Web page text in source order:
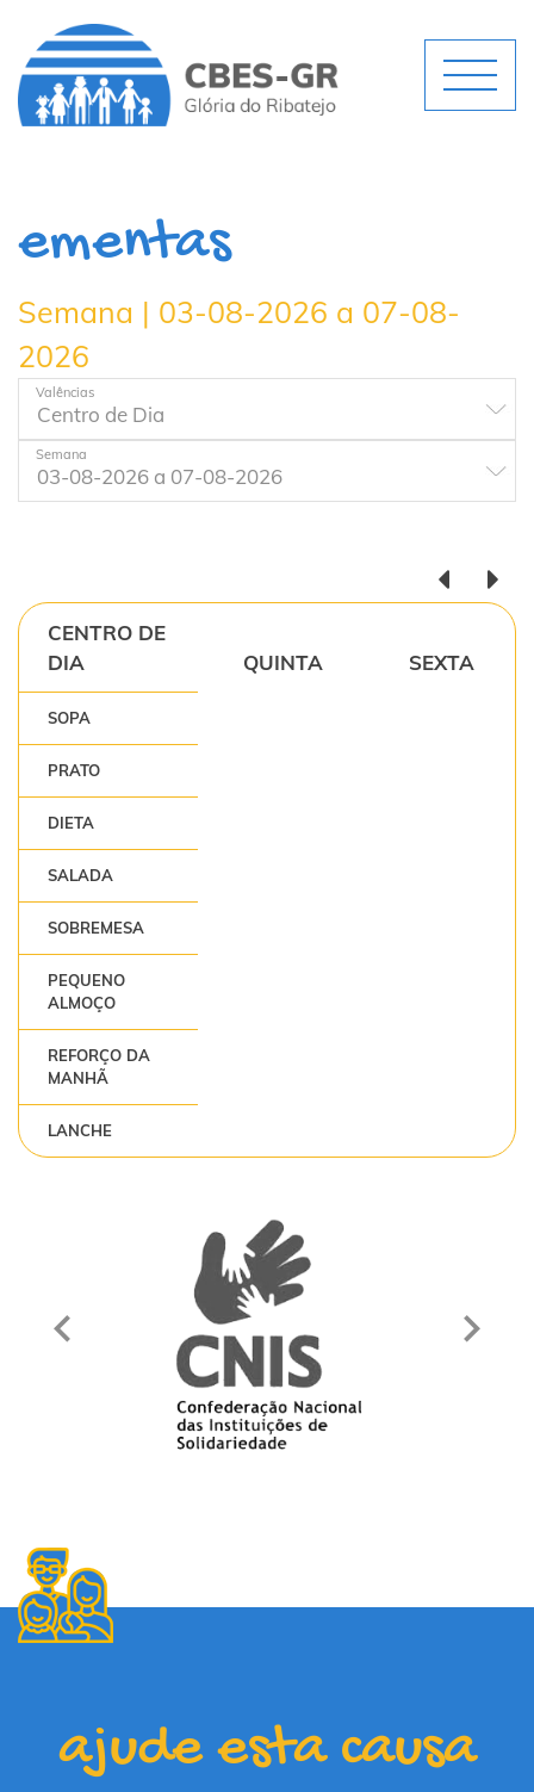
ementas
Semana | 03-08-2026 a 07-08-
2026
Valências
Semana
CENTRO DE
DIA
QUINTA SEXTA
SOPA
PRATO
DIETA
SALADA
SOBREMESA
PEQUENO
ALMOÇO
REFORÇO DA
MANHÃ
LANCHE
ajude esta causa